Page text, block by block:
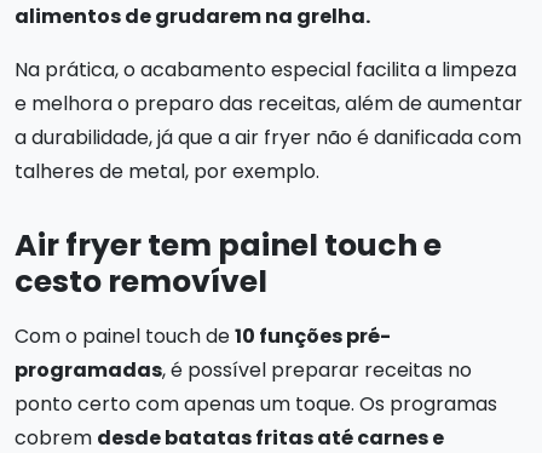
alimentos de grudarem na grelha.
Na prática, o acabamento especial facilita a limpeza
e melhora o preparo das receitas, além de aumentar
a durabilidade, já que a air fryer não é danificada com
talheres de metal, por exemplo.
Air fryer tem painel touch e
cesto removível
Com o painel touch de10 funções pré-
programadas, é possível preparar receitas no
ponto certo com apenas um toque. Os programas
cobrem desde batatas fritas até carnes e